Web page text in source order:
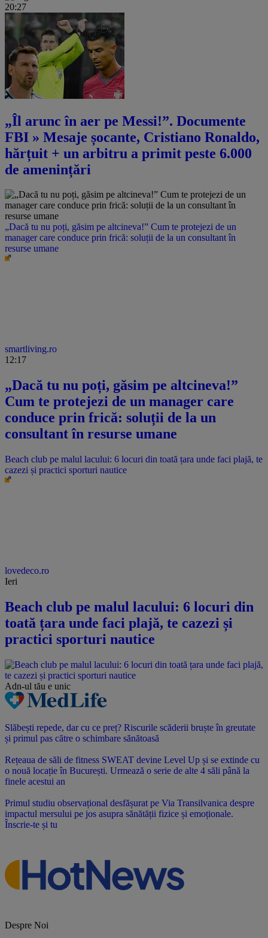
20:27
„Îl arunc în aer pe Messi!”. Documente
FBI » Mesaje șocante, Cristiano Ronaldo,
hărțuit + un arbitru a primit peste 6.000
de amenințări
„Dacă tu nu poți, găsim pe altcineva!” Cum te protejezi de un
manager care conduce prin frică: soluții de la un consultant în
resurse umane
smartliving.ro
12:17
„Dacă tu nu poți, găsim pe altcineva!”
Cum te protejezi de un manager care
conduce prin frică: soluții de la un
consultant în resurse umane
Beach club pe malul lacului: 6 locuri din toată țara unde faci plajă, te
cazezi și practici sporturi nautice
lovedeco.ro
Ieri
Beach club pe malul lacului: 6 locuri din
toată țara unde faci plajă, te cazezi și
practici sporturi nautice
Adn-ul tău e unic
Slăbești repede, dar cu ce preț? Riscurile scăderii bruște în greutate
și primul pas către o schimbare sănătoasă
Rețeaua de săli de fitness SWEAT devine Level Up și se extinde cu
o nouă locație în București. Urmează o serie de alte 4 săli până la
finele acestui an
Primul studiu observațional desfășurat pe Via Transilvanica despre
impactul mersului pe jos asupra sănătății fizice și emoționale.
Înscrie-te și tu
Despre Noi